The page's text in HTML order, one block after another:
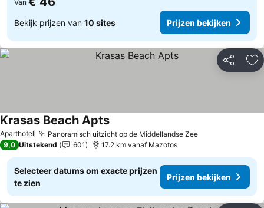
Van
Bekijk prijzen van 10 sites Prijzen bekijken
Delen
Aparthotel Panoramisch uitzicht op de Middellandse ZeePrijzen
Krasas Beach AptsPrijzen bekijken
9,0 Uitstekend 601 17.2 km vanaf Mazotos
Selecteer datums om exacte prijzen
te zien
Prijzen bekijken